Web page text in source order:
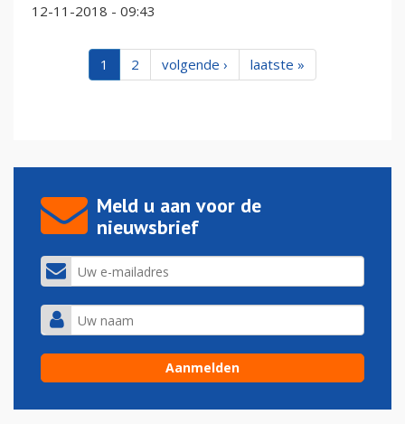
12-11-2018 - 09:43
1 2 volgende › laatste »
Meld u aan voor de
nieuwsbrief